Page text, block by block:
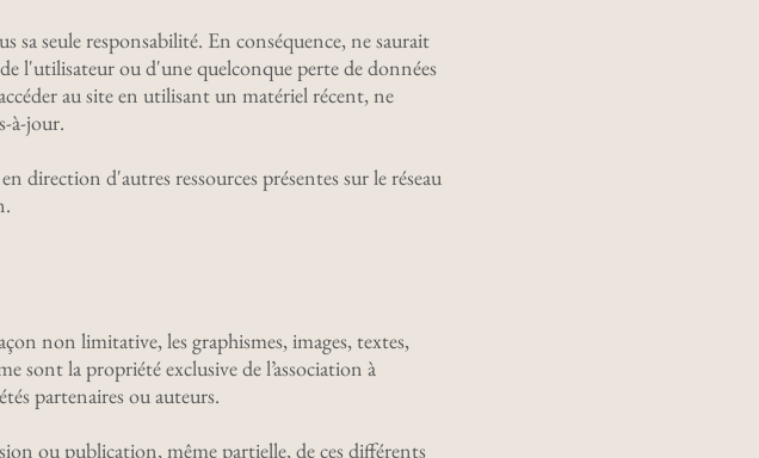
seule responsabilité. En conséquence, ne saurait
l'utilisateur ou d'une quelconque perte de données
au site en utilisant un matériel récent, ne
à-jour.
direction d'autres ressources présentes sur le réseau
non limitative, les graphismes, images, textes,
sont la propriété exclusive de l’association à
partenaires ou auteurs.
ou publication, même partielle, de ces différents